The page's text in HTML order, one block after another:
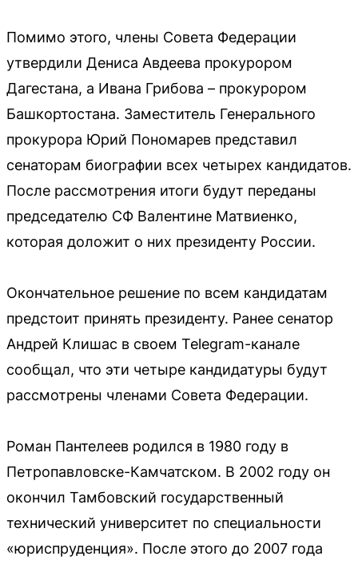
Помимо этого, члены Совета Федерации
утвердили Дениса Авдеева прокурором
Дагестана, а Ивана Грибова – прокурором
Башкортостана. Заместитель Генерального
прокурора Юрий Пономарев представил
сенаторам биографии всех четырех кандидатов.
После рассмотрения итоги будут переданы
председателю СФ Валентине Матвиенко,
которая доложит о них президенту России.
Окончательное решение по всем кандидатам
предстоит принять президенту. Ранее сенатор
Андрей Клишас в своем Telegram-канале
сообщал, что эти четыре кандидатуры будут
рассмотрены членами Совета Федерации.
Роман Пантелеев родился в 1980 году в
Петропавловске-Камчатском. В 2002 году он
окончил Тамбовский государственный
технический университет по специальности
«юриспруденция». После этого до 2007 года